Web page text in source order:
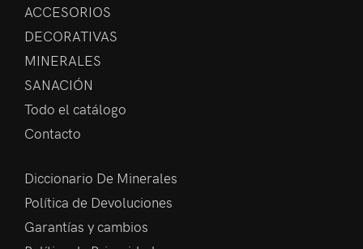
ACCESORIOS
DECORATIVAS
MINERALES
SANACIÓN
Todo el catálogo
Contacto
Diccionario De Minerales
Política de Devoluciones
Garantías y cambios